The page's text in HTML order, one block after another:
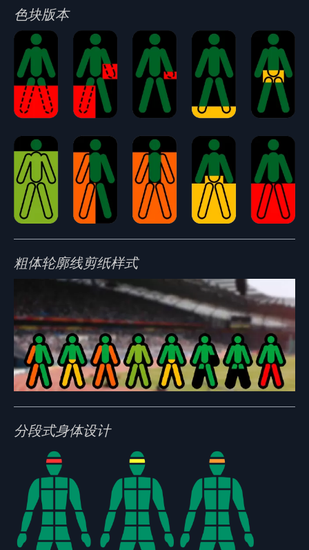
色块版本
粗体轮廓线剪纸样式
分段式身体设计